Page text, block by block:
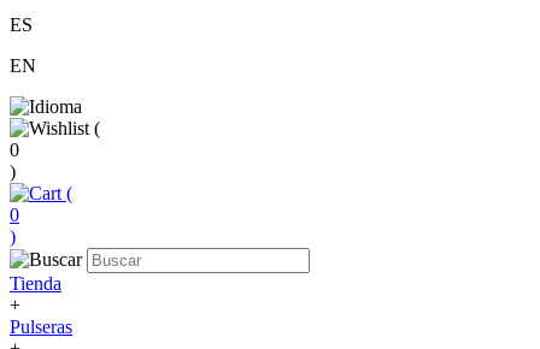
ES
EN
(
0
)
(
0
)
Tienda
+
Pulseras